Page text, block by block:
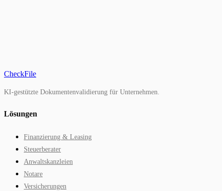
CheckFile
KI-gestützte Dokumentenvalidierung für Unternehmen.
Lösungen
Finanzierung & Leasing
Steuerberater
Anwaltskanzleien
Notare
Versicherungen